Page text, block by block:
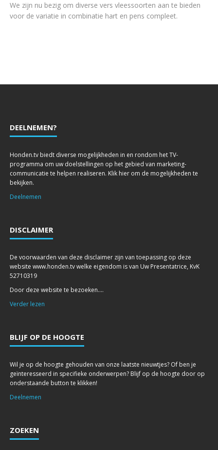
We zijn nu bezig om diverse vers vleessoorten aan te bieden
voor de variatie in combinatie hart en pens compleet.
DEELNEMEN?
Honden.tv biedt diverse mogelijkheden in en rondom het TV-
programma om uw doelstellingen op het gebied van marketing-
communicatie te helpen realiseren. Klik hier om de mogelijkheden te
bekijken.
Deelnemen
DISCLAIMER
De voorwaarden van deze disclaimer zijn van toepassing op deze
website www.honden.tv welke eigendom is van Uw Presentatrice, KvK
52710319
Door deze website te bezoeken....
Verder lezen
BLIJF OP DE HOOGTE
Wil je op de hoogte gehouden van onze laatste nieuwtjes? Of ben je
geïnteresseerd in specifieke onderwerpen? Blijf op de hoogte door op
onderstaande button te klikken!
Deelnemen
ZOEKEN